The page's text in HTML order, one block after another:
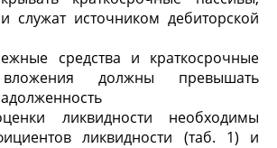
служат источником дебиторской
и краткосрочные
должны превышать
ликвидности необходимы
ликвидности (таб. 1) и